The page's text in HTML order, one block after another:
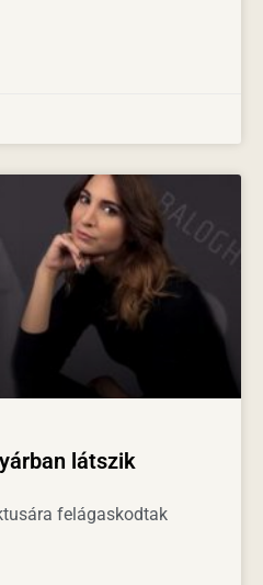
látszik
felágaskodtak